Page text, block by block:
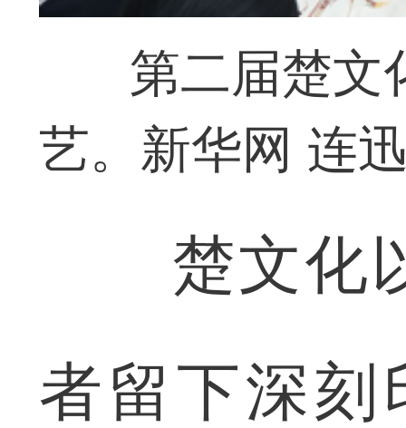
第二届楚文
艺。新华网 连
楚文化以
者留下深刻